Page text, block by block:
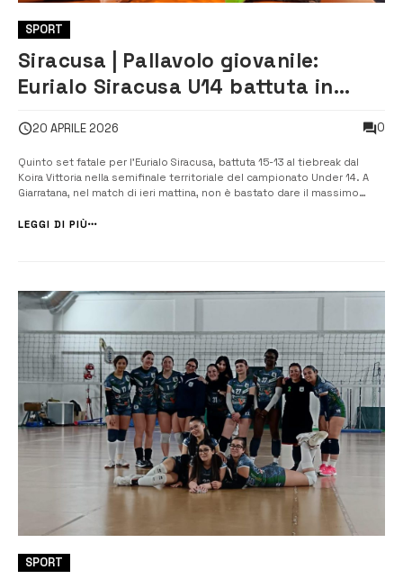
SPORT
Siracusa | Pallavolo giovanile:
Eurialo Siracusa U14 battuta in
20 APRILE 2026 0
Quinto set fatale per l’Eurialo Siracusa, battuta 15-13 al tiebreak dal
Koira Vittoria nella semifinale territoriale del campionato Under 14. A
Giarratana, nel match di ieri mattina, non è bastato dare il massimo
combattuta ed equilibrata. “Siamo comunque soddisfatti della p...
LEGGI DI PIÙ
SPORT